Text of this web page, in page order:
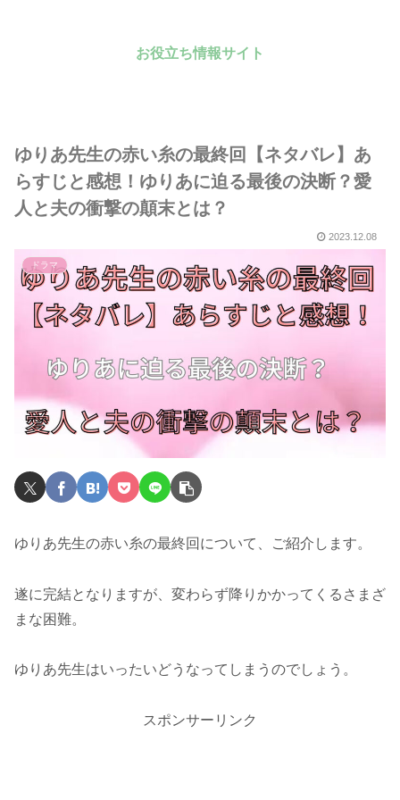
お役立ち情報サイト
ゆりあ先生の赤い糸の最終回【ネタバレ】あ
らすじと感想！ゆりあに迫る最後の決断？愛
人と夫の衝撃の顛末とは？
2023.12.08
ドラマ
ゆりあ先生の赤い糸の最終回について、ご紹介します。
遂に完結となりますが、変わらず降りかかってくるさまざ
まな困難。
ゆりあ先生はいったいどうなってしまうのでしょう。
スポンサーリンク